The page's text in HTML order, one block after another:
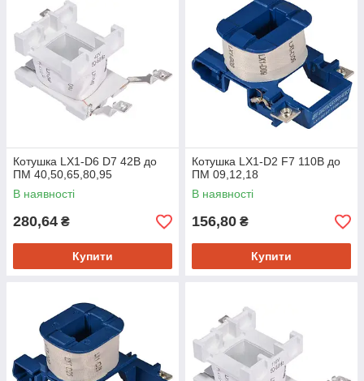
Котушка LX1-D6 D7 42B до
ПМ 40,50,65,80,95
В наявності
280,64 ₴
Купити
Котушка LX1-D2 F7 110B до
ПМ 09,12,18
В наявності
156,80 ₴
Купити